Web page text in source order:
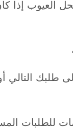
العيوب إذا
طلبك التالي
للطلبات